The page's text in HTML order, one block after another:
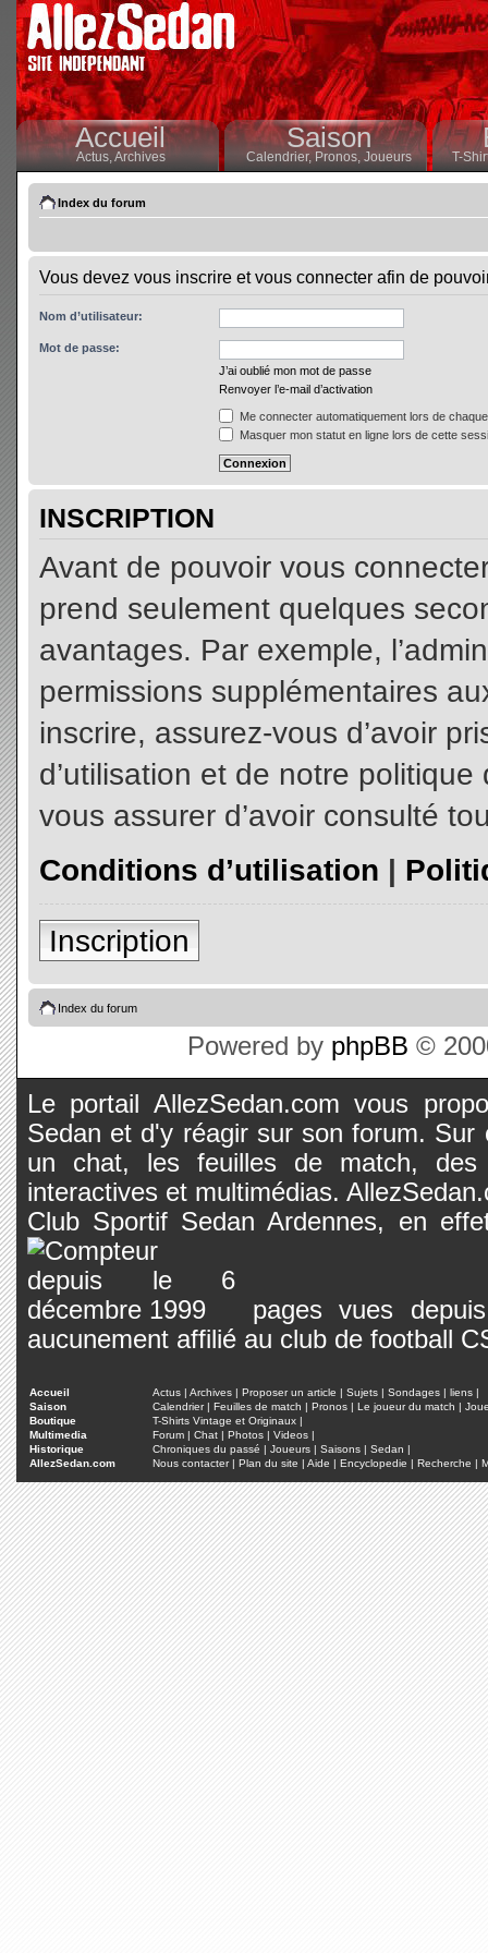
Accueil
Actus,Archives
Saison
Calendrier,Pronos, Joueurs T-
Index du forum
Vous devez vous inscrire et vous connecter afin de
Nom d’utilisateur:
Mot de passe:
J’ai oublié mon mot de passe
Renvoyer l’e-mail d’activation
Me connecter automatiquement lors de
Masquer mon statut en ligne lors de cette
INSCRIPTION
Avant de pouvoir vous
prend seulement quelques
avantages. Par exemple,
permissions supplémentaires
inscrire, assurez-vous d’avoir
d’utilisation et de notre
vous assurer d’avoir consulté
Conditions d’utilisation |
Inscription
Index du forum
Powered by phpBB ©
Le portail AllezSedan.com vous
Sedan et d'y réagir sur son forum.
un chat, les feuilles de match, des
interactives et multimédias.
Club Sportif Sedan Ardennes, en
pages vues
aucunement affilié au club de football
Accueil Actus | Archives | Proposer un article | Sujets | Sondages | liens |
Saison
Calendrier| Feuilles de match | Pronos | Le joueur du match |
Boutique
T-Shirts Vintage et Originaux |
Multimedia
Forum | Chat | Photos | Videos |
Historique
Chroniques du passé | Joueurs | Saisons | Sedan |
AllezSedan.com
Nous contacter| Plan du site | Aide | Encyclopedie | Recherche |